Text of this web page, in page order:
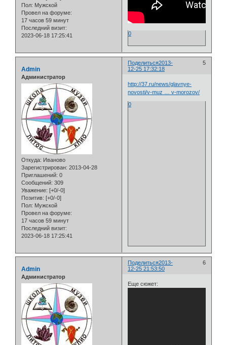
Пол: Мужской
Провел на форуме:
17 часов 59 минут
Последний визит:
2023-06-18 17:25:41
0
Поделиться 5
2013-
12-25 17:32:18
Admin
Администратор
Откуда: Иваново
Зарегистрирован: 2013-04-28
Приглашений: 0
Сообщений: 309
Уважение: [+0/-0]
Позитив: [+0/-0]
Пол: Мужской
Провел на форуме:
17 часов 59 минут
Последний визит:
2023-06-18 17:25:41
http://37.ru/news/glavnye-
novosti/v-muz … v-morozov/
0
Поделиться 6
2013-
12-25 21:53:50
Admin
Администратор
Еще сюжет: